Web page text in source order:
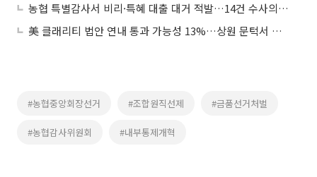
농협 특별감사서 비리·특혜 대출 대거 적발…14건 수사의뢰·96건 제도개선
美 클래리티 법안 연내 통과 가능성 13%…상원 문턱서 제동
#농협중앙회장선거 #조합원직선제 #금품선거처벌
#농협감사위원회 #내부통제개혁